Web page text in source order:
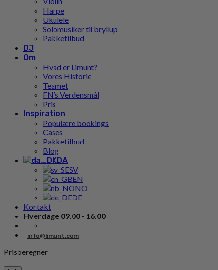
Harpe
Ukulele
Solomusiker til bryllup
Pakketilbud
DJ
Om
Hvad er Limunt?
Vores Historie
Teamet
FN’s Verdensmål
Pris
Inspiration
Populære bookings
Cases
Pakketilbud
Blog
DA
SV
EN
NO
DE
Kontakt
Hverdage 09.00 - 16.00
info@limunt.com
Prisberegner